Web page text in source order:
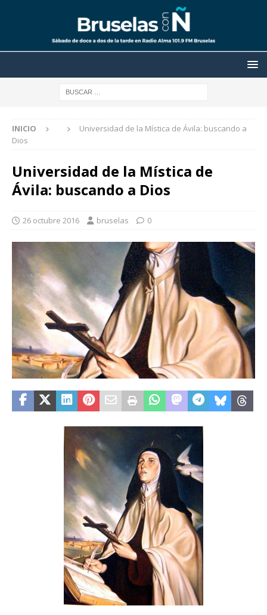
INICIO
Universidad de la Mística de Ávila: buscando a
Dios
Universidad de la Mística de
Ávila: buscando a Dios
26 octubre 2016 bruselas 0